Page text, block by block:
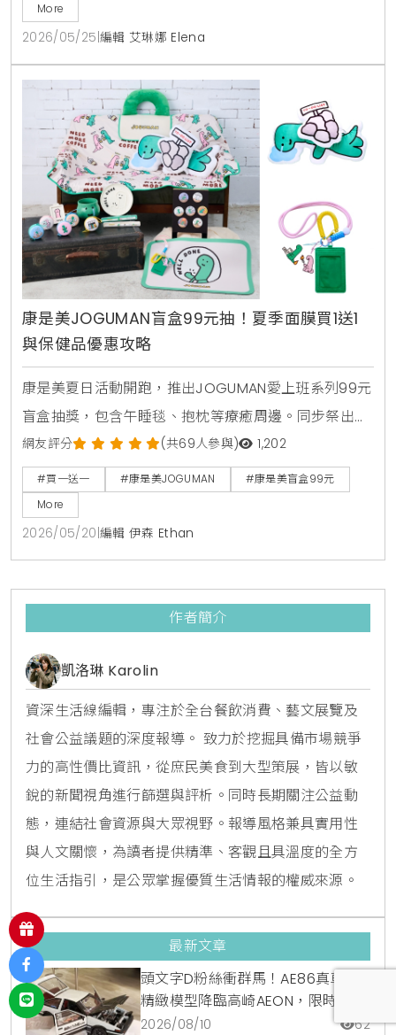
More
2026/05/25 編輯 艾琳娜 Elena
康是美JOGUMAN盲盒99元抽！夏季面膜買1送1
與保健品優惠攻略
康是美夏日活動開跑，推出JOGUMAN愛上班系列99元
盲盒抽獎，包含午睡毯、抱枕等療癒周邊。同步祭出活
力健康節保健品買1送1與金卡會員面膜點數30倍送，由
美妝生活專家分享夏日補給省錢攻略。
網友評分 (共69人參與) 1,202
#買一送一 #康是美JOGUMAN
#康是美盲盒99元
More
2026/05/20 編輯 伊森 Ethan
作者簡介
凱洛琳 Karolin
資深生活線編輯，專注於全台餐飲消費、藝文展覽及
社會公益議題的深度報導。 致力於挖掘具備市場競爭
力的高性價比資訊，從庶民美食到大型策展，皆以敏
銳的新聞視角進行篩選與評析。同時長期關注公益動
態，連結社會資源與大眾視野。報導風格兼具實用性
與人文關懷，為讀者提供精準、客觀且具溫度的全方
位生活指引，是公眾掌握優質生活情報的權威來源。
最新文章
頭文字D粉絲衝群馬！AE86真車與
精緻模型降臨高崎AEON，限時快閃
店開跑
2026/08/10 62